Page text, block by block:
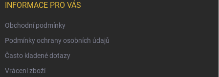
INFORMACE PRO VÁS
Obchodní podmínky
Podmínky ochrany osobních údajů
Často kladené dotazy
Vrácení zboží